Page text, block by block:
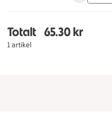
Totalt
1 artikel
Totalt 1 stycken
65.30 kr